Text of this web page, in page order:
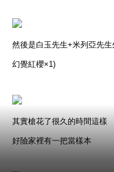
然後是白玉先生+米列亞先
幻覺紅櫻×1)
其實槍花了很久的時間這樣
好險家裡有一把當樣本